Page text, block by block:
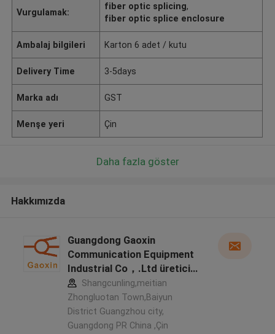
Vurgulamak:
fiber optic splicing,
fiber optic splice enclosure
Ambalaj bilgileri Karton 6 adet / kutu
Delivery Time 3-5days
Marka adı GST
Menşe yeri Çin
Daha fazla göster
Hakkımızda
Guangdong Gaoxin
Communication Equipment
Industrial Co，.Ltd üretici
profiliShangcunling,meitian
Zhongluotan Town,Baiyun
District Guangzhou city,
Guangdong PR China ,Çin